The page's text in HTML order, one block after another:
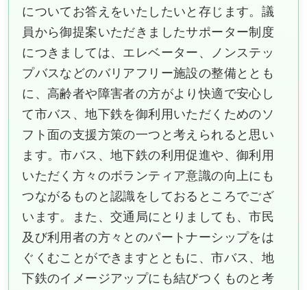
についてお答えをいたしたいと存じます。議
員から御提案いただきましたサポーター制度
につきましては、エレベーター、ノンステッ
プバスなどのバリアフリー施設の整備ととも
に、高齢者や障害者の方がより快適で安心し
て市バス、地下鉄を御利用いただくためのソ
フト面の支援方策の一つと考えられると思い
ます。市バス、地下鉄の利用促進や、御利用
いただく方々のボランティア意識の向上にも
つながるものと認識をしておるところでござ
います。また、交通局にとりましても、市民
及び利用者の方々とのパートナーシップをは
ぐくむことができますとともに、市バス、地
下鉄のイメージアップにも結びつくものと考